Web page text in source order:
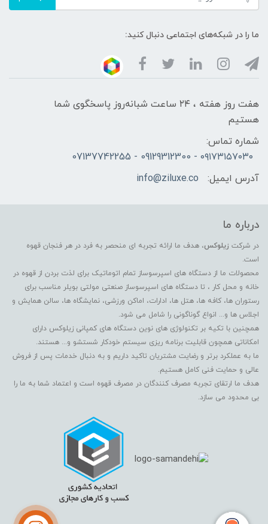
ما را در شبکه‌های اجتماعی دنبال کنید:
هفت روز هفته ، ۲۴ ساعت شبانه‌روز پاسخگوی شما
هستیم
شماره تماس:
۰۹۱۷۳۱۵۷۰۳۰ - 09129312300 - 07137742255
آدرس ایمیل:
info@ziluxe.co
درباره ما
در شرکت زیلوکس، هدف ما ارائه تجربه ای منحصر به فرد در هر فنجان قهوه
است.
محصولات ما از دستگاه های اسپرسوساز تمام اتوماتیک برای لذت بردن از قهوه در
خانه و محل کار ، تا دستگاه های اسپرسوساز صنعتی مولتی بویلر مناسب برای
رستوران ها، کافه ها، هتل ها، ادارات، اماکن ورزشی، نمایشگاه ها، سالن همایش و
اجلاس ها و... انواع گوناگونی را شامل می شود.
همچنین با تکیه بر تکنولوژی های نوین دستگاه های کمپانی زیلوکس دارای
امکاناتی همچون قابلیت برنامه ریزی سیستم خودکار شستشو و... هستند.
ما به عملکرد برتر و رضایت مشتریان تاکید داریم و به دنبال خدمات پس از فروش
عالی و حمایت فنی کامل هستیم.
هدف ما ارتقای تجربه مصرف کنندگان در مصرف قهوه است و اعتماد شما به ما را
بی محدود می سازد.